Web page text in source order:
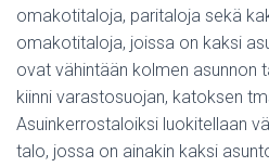
omakotitaloja, paritaloja sekä
omakotitaloja, joissa on kaksi
ovat vähintään kolmen asunnon
kiinni varastosuojan, katoksen
Asuinkerrostaloiksi luokitellaan
talo, jossa on ainakin kaksi